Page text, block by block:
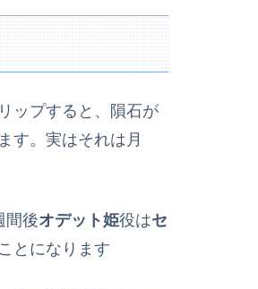
ップすると、隕石が
す。実はそれは月
間後オデット姫役はセ
とになります